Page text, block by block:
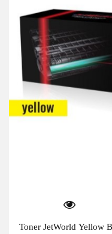
Toner JetWorld Yellow